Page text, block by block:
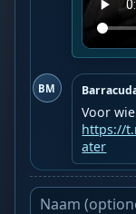
BM
https://
ater